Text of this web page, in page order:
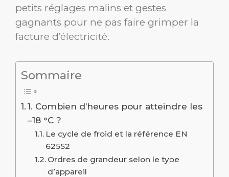
petits réglages malins et gestes
gagnants pour ne pas faire grimper la
facture d’électricité.
Sommaire
1. Combien d’heures pour atteindre les
–18 °C ?
Le cycle de froid et la référence EN
62552
Ordres de grandeur selon le type
d’appareil